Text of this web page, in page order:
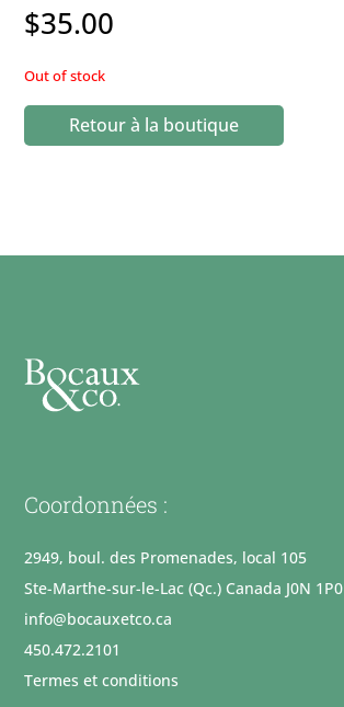
$35.00
Out of stock
Retour à la boutique
Coordonnées :
2949, boul. des Promenades, local 105
Ste-Marthe-sur-le-Lac (Qc.) Canada J0N 1P0
info@bocauxetco.ca
450.472.2101
Termes et conditions